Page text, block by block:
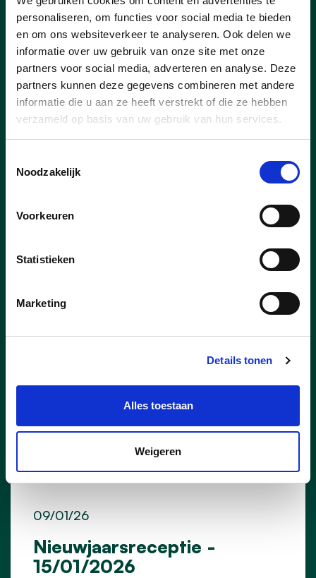
personaliseren, om functies voor social media te bieden
en om ons websiteverkeer te analyseren. Ook delen we
informatie over uw gebruik van onze site met onze
partners voor social media, adverteren en analyse. Deze
partners kunnen deze gegevens combineren met andere
informatie die u aan ze heeft verstrekt of die ze hebben
verzameld op basis van uw gebruik van hun services.
Noodzakelijk
Voorkeuren
Statistieken
Marketing
Details tonen
Alles toestaan
Weigeren
Tussen 14u00-17u00 welkom voor
drankje, dessert of een lekker stuk taart.
Inschrijven kan tot woensdag 15 april
2026:
online via
https://forms.gle/zdFR3stmK3fawnUh7
via afgifte formulier dat (weldra) in
Nieuwjaarsreceptie -
15/01/2026
09/01/26